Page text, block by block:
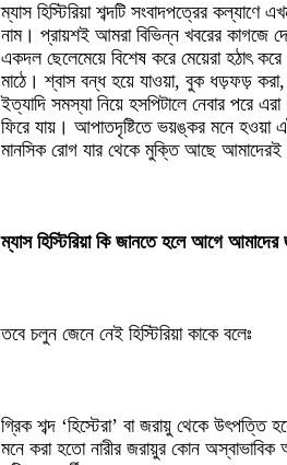
ম্যাস হিস্টিরিয়া শব্দটি সংবাদপত্রের
নাম। প্রায়শই আমরা বিভিন্ন খবরের কাগজে
একদল ছেলেমেয়ে বিশেষ করে মেয়েরা হঠাৎ
মাঠে। শ্বাস বন্ধ হয়ে যাওয়া, বুক ধড়ফড় করা,
ইত্যাদি সমস্যা নিয়ে হসপিটালে নেবার পরে
ফিরে যায়। আপাতদৃষ্টিতে ভয়ঙ্কর মনে হওয়া
মানসিক রোগ যার থেকে মুক্তি আছে আমাদেরই
ম্যাস হিস্টিরিয়া কি জানতে হলে আগে আমাদের
তবে চলুন জেনে নেই হিস্টিরিয়া কাকে বলেঃ
গ্রিক শব্দ ‘হিস্টেরা’ বা জরায়ু থেকে উৎপত্তি
মনে করা হতো নারীর জরায়ুর কোন অস্বাভাবিক